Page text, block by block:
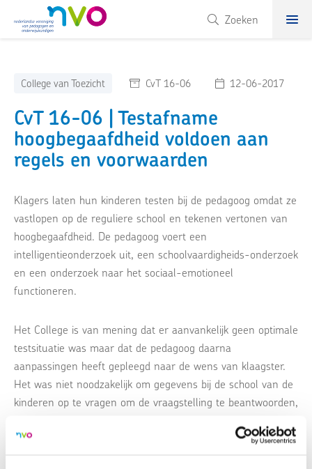
NVO Zoeken
College van Toezicht CvT 16-06 12-06-2017
CvT 16-06 | Testafname
hoogbegaafdheid voldoen aan
regels en voorwaarden
Klagers laten hun kinderen testen bij de pedagoog omdat ze
vastlopen op de reguliere school en tekenen vertonen van
hoogbegaafdheid. De pedagoog voert een
intelligentieonderzoek uit, een schoolvaardigheids-onderzoek
en een onderzoek naar het sociaal-emotioneel
functioneren.
Het College is van mening dat er aanvankelijk geen optimale
testsituatie was maar dat de pedagoog daarna
aanpassingen heeft gepleegd naar de wens van klaagster.
Het was niet noodzakelijk om gegevens bij de school van de
kinderen op te vragen om de vraagstelling te beantwoorden,